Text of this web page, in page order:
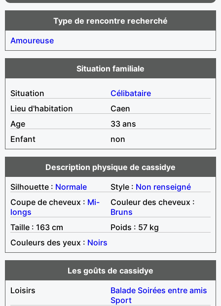
Type de rencontre recherché
Amoureuse
Situation familiale
Situation
Célibataire
Lieu d'habitation
Caen
Age
33 ans
Enfant
non
Description physique de cassidye
Silhouette : Normale Style : Non renseigné
Coupe de cheveux : Mi-
longs
Couleur des cheveux :
Bruns
Taille : 163 cm
Poids : 57 kg
Couleurs des yeux : Noirs
Les goûts de cassidye
Loisirs
Balade Soirées entre amis
Sport